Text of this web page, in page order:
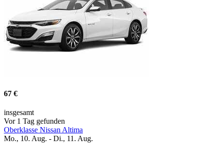
67 €
insgesamt
Vor 1 Tag gefunden
Oberklasse Nissan Altima
Mo., 10. Aug. - Di., 11. Aug.